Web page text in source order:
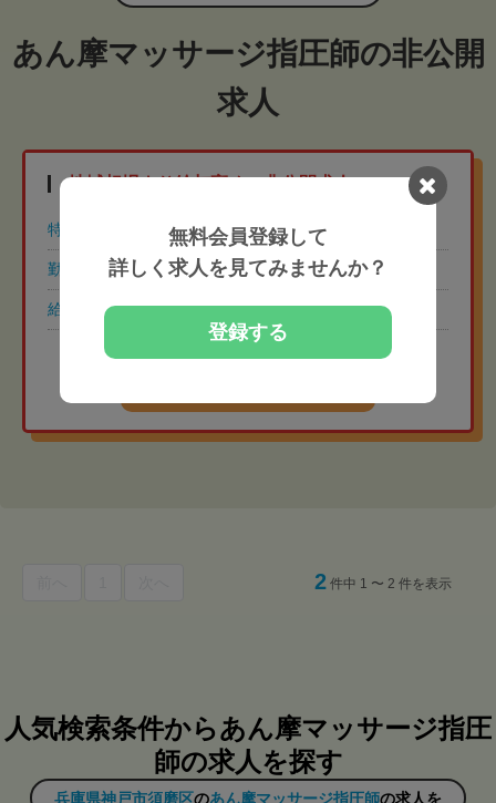
あん摩マッサージ指圧師の非公開
求人
地域相場より給与高めの非公開求人
特徴 年間休日110日以上 土日祝休み
勤務時間 8:30-17:30（休憩60分）
給与 常勤 月給32万円
地域相場より給与高めの
2 件中 1 〜 2 件を表示
人気検索条件からあん摩マッサージ指圧
師の求人を探す
兵庫県神戸市須磨区のあん摩マッサージ指圧師の求人を
無料会員登録して
詳しく求人を見てみませんか？
登録する